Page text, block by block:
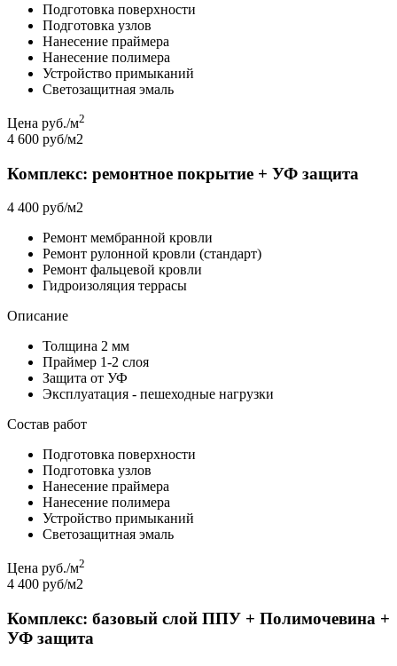
Подготовка поверхности
Подготовка узлов
Нанесение праймера
Нанесение полимера
Устройство примыканий
Светозащитная эмаль
Цена руб./м2
4 600 руб/м2
Комплекс: ремонтное покрытие + УФ защита
4 400 руб/м2
Ремонт мембранной кровли
Ремонт рулонной кровли (стандарт)
Ремонт фальцевой кровли
Гидроизоляция террасы
Описание
Толщина 2 мм
Праймер 1-2 слоя
Защита от УФ
Эксплуатация - пешеходные нагрузки
Состав работ
Подготовка поверхности
Подготовка узлов
Нанесение праймера
Нанесение полимера
Устройство примыканий
Светозащитная эмаль
Цена руб./м2
4 400 руб/м2
Комплекс: базовый слой ППУ + Полимочевина +
УФ защита